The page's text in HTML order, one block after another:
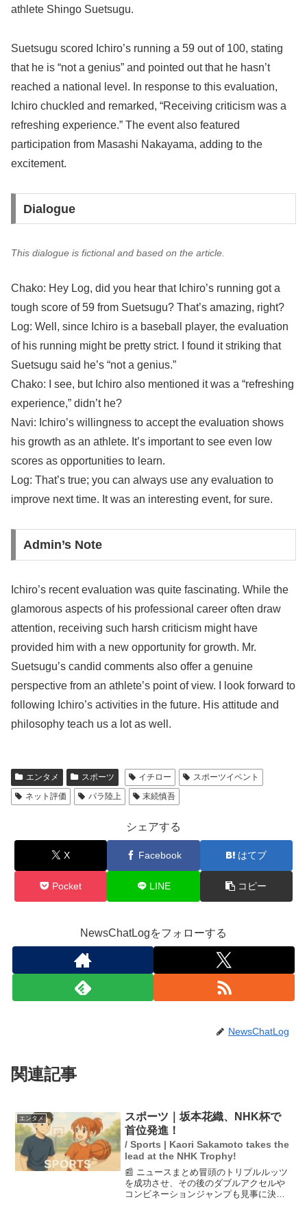
athlete Shingo Suetsugu.
Suetsugu scored Ichiro’s running a 59 out of 100, stating
that he is “not a genius” and pointed out that he hasn’t
reached a national level. In response to this evaluation,
Ichiro chuckled and remarked, “Receiving criticism was a
refreshing experience.” The event also featured
participation from Masashi Nakayama, adding to the
excitement.
Dialogue
This dialogue is fictional and based on the article.
Chako: Hey Log, did you hear that Ichiro’s running got a
tough score of 59 from Suetsugu? That’s amazing, right?
Log: Well, since Ichiro is a baseball player, the evaluation
of his running might be pretty strict. I found it striking that
Suetsugu said he’s “not a genius.”
Chako: I see, but Ichiro also mentioned it was a “refreshing
experience,” didn’t he?
Navi: Ichiro’s willingness to accept the evaluation shows
his growth as an athlete. It’s important to see even low
scores as opportunities to learn.
Log: That’s true; you can always use any evaluation to
improve next time. It was an interesting event, for sure.
Admin’s Note
Ichiro’s recent evaluation was quite fascinating. While the
glamorous aspects of his professional career often draw
attention, receiving such harsh criticism might have
provided him with a new opportunity for growth. Mr.
Suetsugu’s candid comments also offer a genuine
perspective from an athlete’s point of view. I look forward to
following Ichiro’s activities in the future. His attitude and
philosophy teach us a lot as well.
エンタメ スポーツ イチロー
スポーツイベント
ネット評価
パラ陸上 末続慎吾
シェアする
X Facebook はてブ
Pocket LINE コピー
NewsChatLogをフォローする
NewsChatLog
関連記事
エンタメ
スポーツ｜坂本花織、NHK杯で
首位発進！
/ Sports | Kaori Sakamoto takes the
lead at the NHK Trophy!
📰 ニュースまとめ冒頭のトリプルルッツ
を成功させ、その後のダブルアクセルや
コンビネーションジャンプも見事に決ま